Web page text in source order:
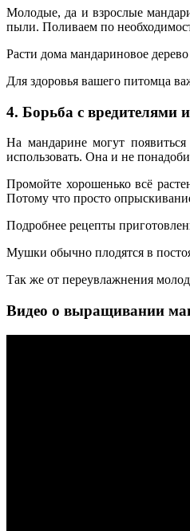
Молодые, да и взрослые
пыли. Поливаем по
Расти дома мандариновое
Для здоровья вашего питомца
4. Борьба с вредителями
На мандарине могут
использовать. Она и не
Промойте хорошенько всё
Потому что просто
Подробнее рецепты
Мушки обычно плодятся в
Так же от переувлажнения
Видео о выращивании